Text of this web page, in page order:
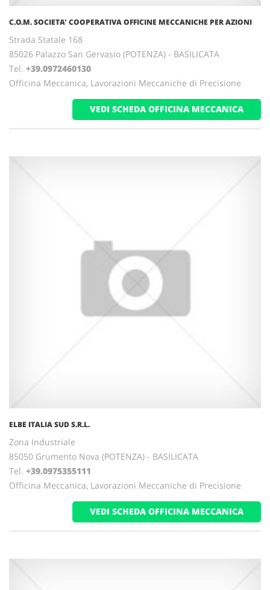
C.O.M. SOCIETA' COOPERATIVA OFFICINE MECCANICHE PER AZIONI
Strada Statale 168
85026 Palazzo San Gervasio (POTENZA) - BASILICATA
Tel. +39.0972460130
Officina Meccanica, Lavorazioni Meccaniche di Precisione
VEDI SCHEDA OFFICINA MECCANICA
ELBE ITALIA SUD S.R.L.
Zona Industriale
85050 Grumento Nova (POTENZA) - BASILICATA
Tel. +39.0975355111
Officina Meccanica, Lavorazioni Meccaniche di Precisione
VEDI SCHEDA OFFICINA MECCANICA